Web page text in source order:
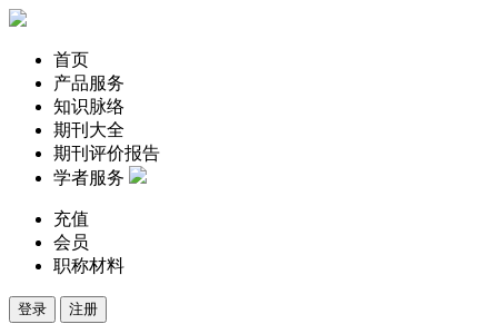
首页
产品服务
知识脉络
期刊大全
期刊评价报告
学者服务
充值
会员
职称材料
登录 注册